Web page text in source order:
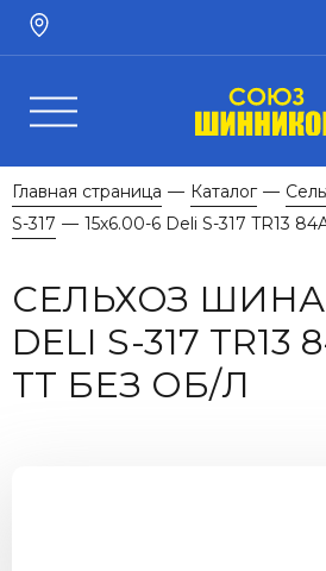
Главная страница — Каталог —
S-317 — 15х6.00-6 Deli S-317 TR13
СЕЛЬХОЗ ШИНА
DELI S-317 TR13
TT БЕЗ ОБ/Л